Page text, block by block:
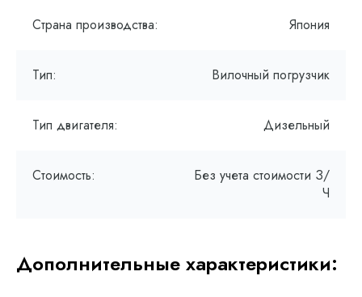
Страна производства: Япония
Тип: Вилочный погрузчик
Тип двигателя: Дизельный
Стоимость:
Без учета стоимости З/
Ч
Дополнительные характеристики: